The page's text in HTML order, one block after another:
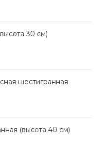
30 см)
шестигранная
(высота 40 см)